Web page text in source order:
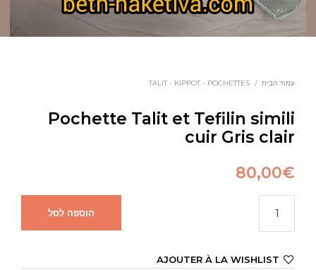
עמוד הבית /
TALIT - KIPPOT - POCHETTES
Pochette Talit et Tefilin simili
cuir Gris clair
80,00€
הוספה לסל
AJOUTER À LA WISHLIST